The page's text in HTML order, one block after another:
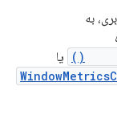
به
یا